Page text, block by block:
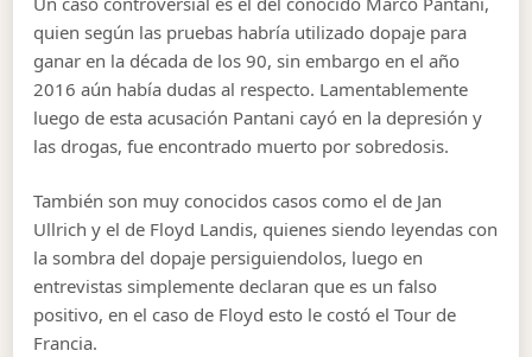
quien según las pruebas habría utilizado dopaje para
ganar en la década de los 90, sin embargo en el año
2016 aún había dudas al respecto. Lamentablemente
luego de esta acusación Pantani cayó en la depresión y
las drogas, fue encontrado muerto por sobredosis.
También son muy conocidos casos como el de Jan
Ullrich y el de Floyd Landis, quienes siendo leyendas con
la sombra del dopaje persiguiendolos, luego en
entrevistas simplemente declaran que es un falso
positivo, en el caso de Floyd esto le costó el Tour de
Francia.